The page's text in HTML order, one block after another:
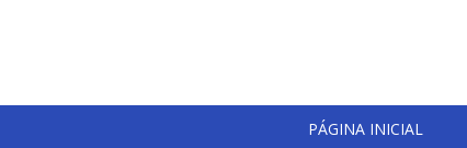
PÁGINA INICIAL